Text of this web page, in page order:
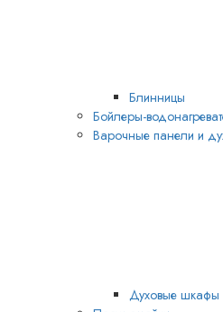
Блинницы
Бойлеры-
Варочные панели и
Духовые шкафы